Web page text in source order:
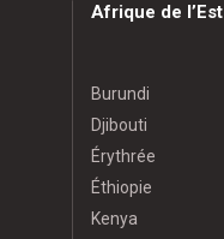
Afrique de l’Est
Burundi
Djibouti
Érythrée
Éthiopie
Kenya